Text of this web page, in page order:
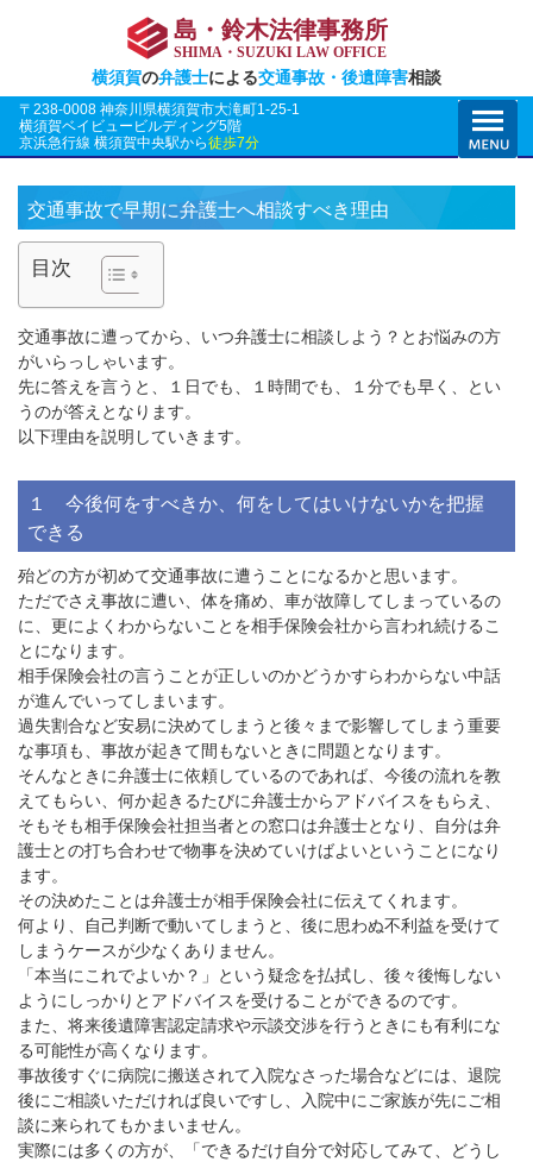
島・鈴木法律事務所
SHIMA・SUZUKI LAW OFFICE
横須賀の弁護士による交通事故・後遺障害相談
〒238-0008 神奈川県横須賀市大滝町1-25-1
横須賀ベイビュービルディング5階
京浜急行線 横須賀中央駅から徒歩7分
交通事故で早期に弁護士へ相談すべき理由
目次
交通事故に遭ってから、いつ弁護士に相談しよう？とお悩みの方
がいらっしゃいます。
先に答えを言うと、１日でも、１時間でも、１分でも早く、とい
うのが答えとなります。
以下理由を説明していきます。
１ 今後何をすべきか、何をしてはいけないかを把握
できる
殆どの方が初めて交通事故に遭うことになるかと思います。
ただでさえ事故に遭い、体を痛め、車が故障してしまっているの
に、更によくわからないことを相手保険会社から言われ続けるこ
とになります。
相手保険会社の言うことが正しいのかどうかすらわからない中話
が進んでいってしまいます。
過失割合など安易に決めてしまうと後々まで影響してしまう重要
な事項も、事故が起きて間もないときに問題となります。
そんなときに弁護士に依頼しているのであれば、今後の流れを教
えてもらい、何か起きるたびに弁護士からアドバイスをもらえ、
そもそも相手保険会社担当者との窓口は弁護士となり、自分は弁
護士との打ち合わせで物事を決めていけばよいということになり
ます。
その決めたことは弁護士が相手保険会社に伝えてくれます。
何より、自己判断で動いてしまうと、後に思わぬ不利益を受けて
しまうケースが少なくありません。
「本当にこれでよいか？」という疑念を払拭し、後々後悔しない
ようにしっかりとアドバイスを受けることができるのです。
また、将来後遺障害認定請求や示談交渉を行うときにも有利にな
る可能性が高くなります。
事故後すぐに病院に搬送されて入院なさった場合などには、退院
後にご相談いただければ良いですし、入院中にご家族が先にご相
談に来られてもかまいません。
実際には多くの方が、「できるだけ自分で対応してみて、どうし